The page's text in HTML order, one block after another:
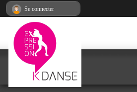
Se connecter
Panneau de gestion des cookies